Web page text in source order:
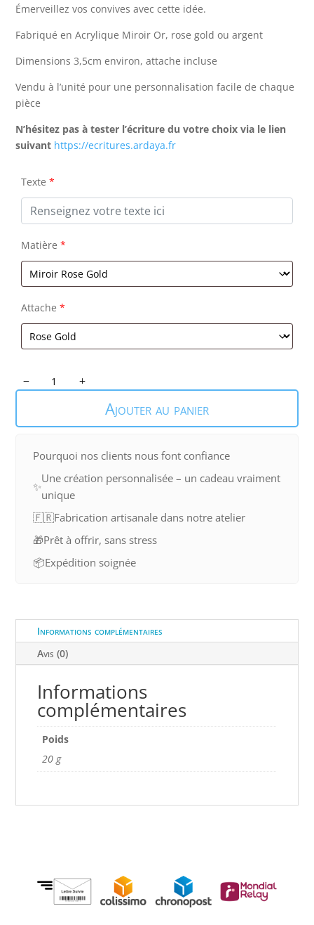
Émerveillez vos convives avec cette idée.
Fabriqué en Acrylique Miroir Or, rose gold ou argent
Dimensions 3,5cm environ, attache incluse
Vendu à l’unité pour une personnalisation facile de chaque
pièce
N’hésitez pas à tester l’écriture du votre choix via le lien
suivant https://ecritures.ardaya.fr
Texte *
Matière *
Attache *
quantité
de
verre
Ajouter au panier
Pourquoi nos clients nous font confiance
✨
Une création personnalisée – un cadeau vraiment
unique
🇫🇷Fabrication artisanale dans notre atelier
🎁Prêt à offrir, sans stress
📦Expédition soignée
Informations complémentaires
Avis (0)
Informations
complémentaires
Poids
20 g